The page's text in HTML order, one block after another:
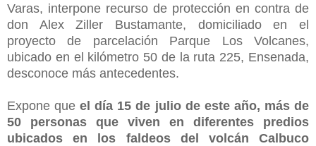
Varas, interpone recurso de protección en contra de
don Alex Ziller Bustamante, domiciliado en el
proyecto de parcelación Parque Los Volcanes,
ubicado en el kilómetro 50 de la ruta 225, Ensenada,
desconoce más antecedentes.
Expone queel día 15 de julio de este año, más de
50 personas que viven en diferentes predios
ubicados en los faldeos del volcán Calbuco